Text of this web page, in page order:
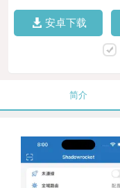
安卓下载
简介